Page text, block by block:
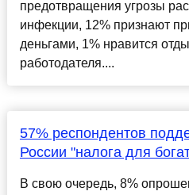
предотвращения угрозы
инфекции, 12% признают
деньгами, 1% нравится
работодателя....
57% респондентов
России "налога для
В свою очередь, 8%